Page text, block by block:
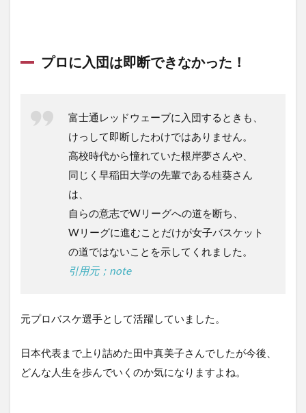
プロに入団は即断できなかった！
富士通レッドウェーブに入団するときも、
けっして即断したわけではありません。
高校時代から憧れていた根岸夢さんや、
同じく早稲田大学の先輩である桂葵さん
は、
自らの意志でWリーグへの道を断ち、
Wリーグに進むことだけが女子バスケット
の道ではないことを示してくれました。
引用元；note
元プロバスケ選手として活躍していました。
日本代表まで上り詰めた田中真美子さんでしたが今後、
どんな人生を歩んでいくのか気になりますよね。